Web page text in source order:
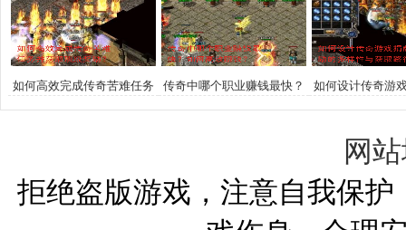
登顶巅
如何高效完成传奇苦难任务
并获取顶级奖励？
传奇中哪个职业赚钱最快？
如何高效赚钱？
如何设计传奇游
的多样性与获
网
拒绝盗版游戏，注意自我保